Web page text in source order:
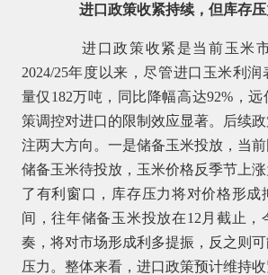
进口政策收紧持续，但库存压
进口政策收紧是当前玉米市
2024/25年度以来，尽管进口玉米利
量仅182万吨，同比降幅高达92%，
策调控对进口的限制效应显著。后续
注两大方向。一是储备玉米投放，当
储备玉米待投放，玉米价格反季节上
了有利窗口，库存压力将对价格形成
间，往年储备玉米投放在12月截止，
奏，将对市场形成利多提振，反之则
压力。整体来看，进口政策预计维持